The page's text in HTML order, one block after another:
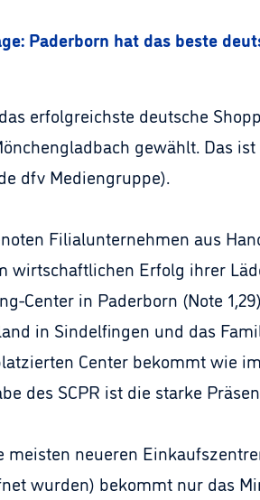
Paderborn hat das beste
erfolgreichste deutsche
gewählt. Das
dfv Mediengruppe).
Filialunternehmen aus
wirtschaftlichen Erfolg ihrer
Center in Paderborn (Note
in Sindelfingen und das
Center bekommt wie
des SCPR ist die starke
neueren
wurden) bekommt nur das